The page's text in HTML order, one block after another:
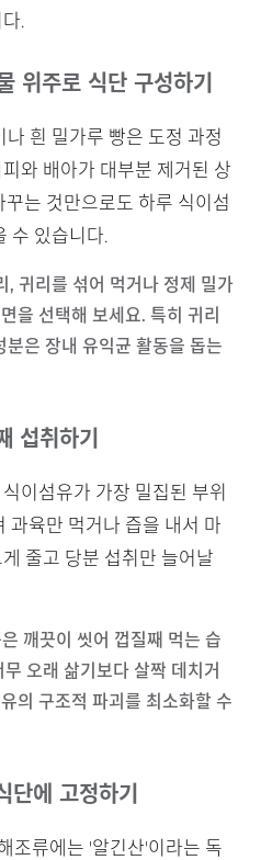
.
위주로 식단 구성하기
흰 밀가루 빵은 도정 과정
와 배아가 대부분 제거된 상
는 것만으로도 하루 식이섬
수 있습니다.
, 귀리를 섞어 먹거나 정제 밀가
을 선택해 보세요. 특히 귀리
은 장내 유익균 활동을 돕는
섭취하기
이섬유가 가장 밀집된 부위
과육만 먹거나 즙을 내서 마
줄고 당분 섭취만 늘어날
깨끗이 씻어 껍질째 먹는 습
오래 삶기보다 살짝 데치거
의 구조적 파괴를 최소화할 수
에 고정하기
조류에는 '알긴산'이라는 독